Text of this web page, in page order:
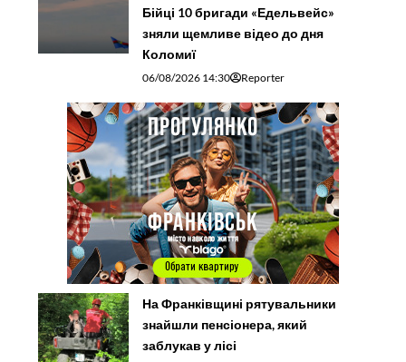
Бійці 10 бригади «Едельвейс»
зняли щемливе відео до дня
Коломиї
06/08/2026 14:30 Reporter
На Франківщині рятувальники
знайшли пенсіонера, який
заблукав у лісі